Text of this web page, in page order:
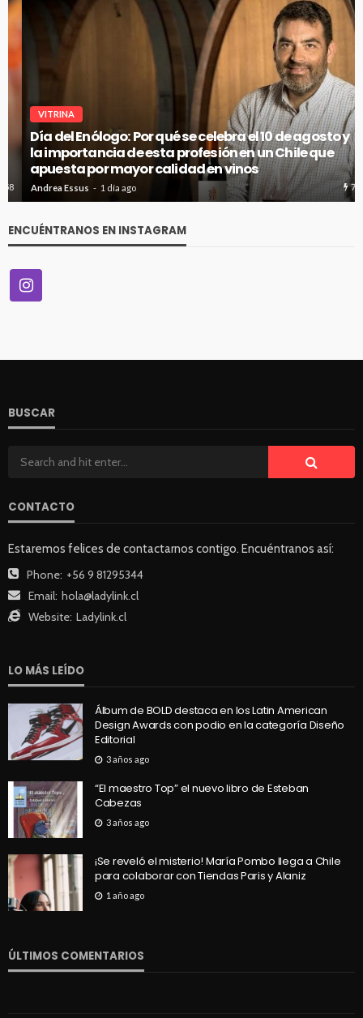
VITRINA
Día del Enólogo: Por qué se celebra el 10 de agosto y
la importancia de esta profesión en un Chile que
apuesta por mayor calidad en vinos
Andrea Essus 1 día ago 72
ENCUÉNTRANOS EN INSTAGRAM
BUSCAR
CONTACTO
Estaremos felices de contactarnos contigo. Encuéntranos así:
Phone: +56 9 81295344
Email: hola@ladylink.cl
Website: Ladylink.cl
LO MÁS LEÍDO
Álbum de BOLD destaca en los Latin American
Design Awards con podio en la categoría Diseño
Editorial
3 años ago
“El maestro Top” el nuevo libro de Esteban
Cabezas
3 años ago
¡Se reveló el misterio! María Pombo llega a Chile
para colaborar con Tiendas Paris y Alaniz
1 año ago
ÚLTIMOS COMENTARIOS